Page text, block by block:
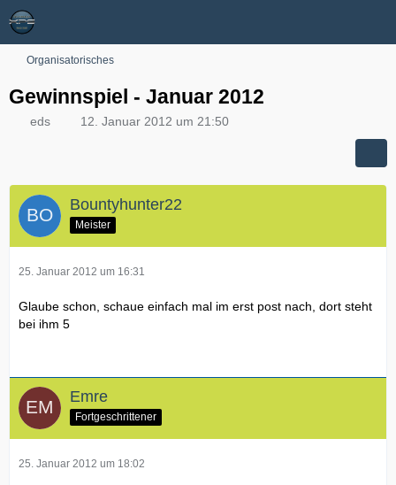
Organisatorisches
Gewinnspiel - Januar 2012
eds 12. Januar 2012 um 21:50
Bountyhunter22
Meister
25. Januar 2012 um 16:31
Glaube schon, schaue einfach mal im erst post nach, dort steht
bei ihm 5
Emre
Fortgeschrittener
25. Januar 2012 um 18:02